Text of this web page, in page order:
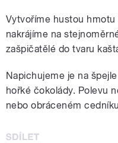
Vytvoříme hustou
nakrájíme na
zašpičatělé do tvaru
Napichujeme je na
hořké čokolády. Polevu
nebo obráceném